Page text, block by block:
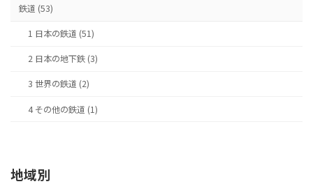
鉄道 (53)
1 日本の鉄道 (51)
2 日本の地下鉄 (3)
3 世界の鉄道 (2)
4 その他の鉄道 (1)
地域別